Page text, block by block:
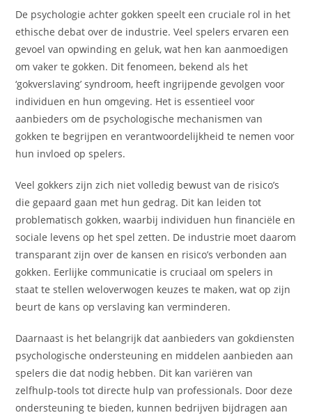
De psychologie achter gokken speelt een cruciale rol in het
ethische debat over de industrie. Veel spelers ervaren een
gevoel van opwinding en geluk, wat hen kan aanmoedigen
om vaker te gokken. Dit fenomeen, bekend als het
‘gokverslaving’ syndroom, heeft ingrijpende gevolgen voor
individuen en hun omgeving. Het is essentieel voor
aanbieders om de psychologische mechanismen van
gokken te begrijpen en verantwoordelijkheid te nemen voor
hun invloed op spelers.
Veel gokkers zijn zich niet volledig bewust van de risico’s
die gepaard gaan met hun gedrag. Dit kan leiden tot
problematisch gokken, waarbij individuen hun financiële en
sociale levens op het spel zetten. De industrie moet daarom
transparant zijn over de kansen en risico’s verbonden aan
gokken. Eerlijke communicatie is cruciaal om spelers in
staat te stellen weloverwogen keuzes te maken, wat op zijn
beurt de kans op verslaving kan verminderen.
Daarnaast is het belangrijk dat aanbieders van gokdiensten
psychologische ondersteuning en middelen aanbieden aan
spelers die dat nodig hebben. Dit kan variëren van
zelfhulp-tools tot directe hulp van professionals. Door deze
ondersteuning te bieden, kunnen bedrijven bijdragen aan